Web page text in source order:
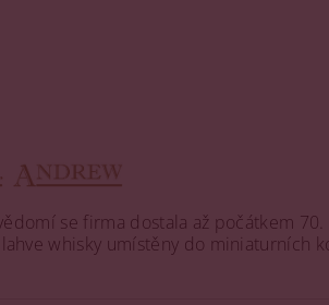
se firma dostala až počátkem
whisky umístěny do miniaturních